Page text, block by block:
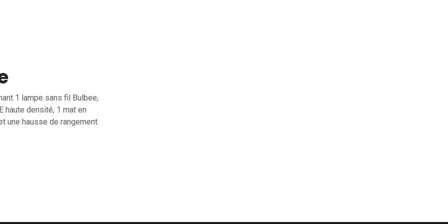
1 lampe sans fil Bulbee,
haute densité, 1 mat en
une hausse de rangement